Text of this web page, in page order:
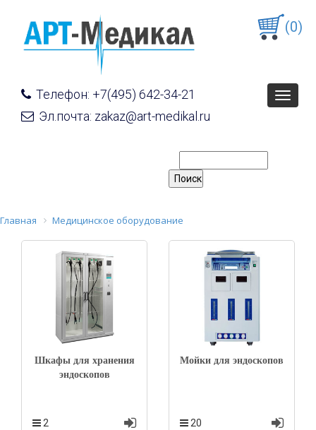
Телефон: +7(495) 642-34-21
Эл.почта: zakaz@art-medikal.ru
(0)
Toggle
Главная Медицинское оборудование
Шкафы для хранения
эндоскопов
2
Мойки для эндоскопов
20